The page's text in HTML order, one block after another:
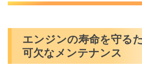
エンジンの寿命を守る
可欠なメンテナンス